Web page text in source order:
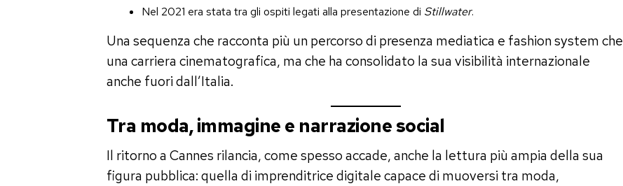
Nel 2021 era stata tra gli ospiti legati alla presentazione di Stillwater.
Una sequenza che racconta più un percorso di presenza mediatica e fashion system che
una carriera cinematografica, ma che ha consolidato la sua visibilità internazionale
anche fuori dall’Italia.
Tra moda, immagine e narrazione social
Il ritorno a Cannes rilancia, come spesso accade, anche la lettura più ampia della sua
figura pubblica: quella di imprenditrice digitale capace di muoversi tra moda,